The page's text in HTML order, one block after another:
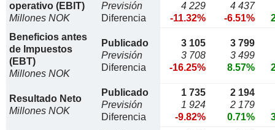
operativo (EBIT)
Millones NOK
Previsión
Diferencia
4 229
-11.32%
4 437
-6.51%
Beneficios antes
de Impuestos
(EBT)
Millones NOK
Publicado
Previsión
Diferencia
3 105
3 708
-16.25%
3 799
3 499
8.57%
Resultado Neto
Millones NOK
Publicado
Previsión
Diferencia
1 735
1 924
-9.82%
2 194
2 179
0.71%